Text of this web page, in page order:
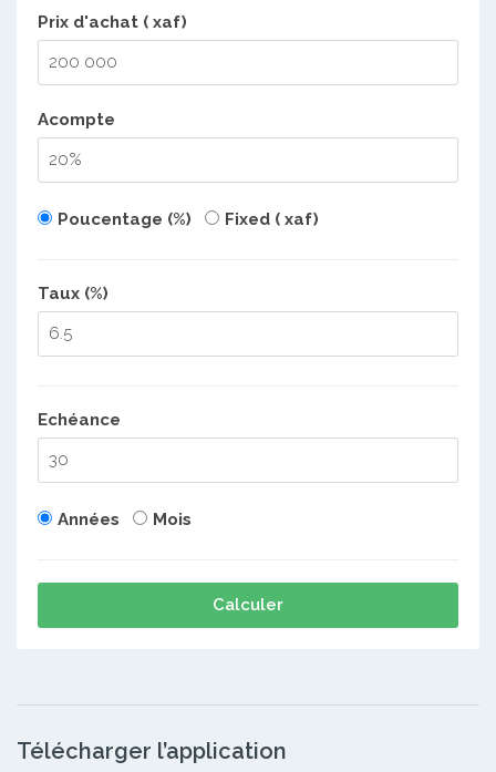
Prix d'achat ( xaf)
Acompte
Poucentage (%) Fixed ( xaf)
Taux (%)
Echéance
Années Mois
Calculer
Télécharger l’application